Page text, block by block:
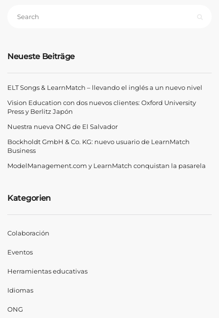
Neueste Beiträge
ELT Songs & LearnMatch – llevando el inglés a un nuevo nivel
Vision Education con dos nuevos clientes: Oxford University
Press y Berlitz Japón
Nuestra nueva ONG de El Salvador
Bockholdt GmbH & Co. KG: nuevo usuario de LearnMatch
Business
ModelManagement.com y LearnMatch conquistan la pasarela
Kategorien
Colaboración
Eventos
Herramientas educativas
Idiomas
ONG